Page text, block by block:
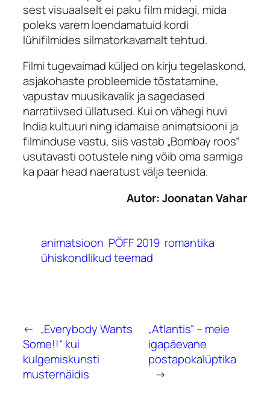
sest visuaalselt ei paku film midagi, mida
poleks varem loendamatuid kordi
lühifilmides silmatorkavamalt tehtud.
Filmi tugevaimad küljed on kirju tegelaskond,
asjakohaste probleemide tõstatamine,
vapustav muusikavalik ja sagedased
narratiivsed üllatused. Kui on vähegi huvi
India kultuuri ning idamaise animatsiooni ja
filminduse vastu, siis vastab „Bombay roos“
usutavasti ootustele ning võib oma sarmiga
ka paar head naeratust välja teenida.
Autor: Joonatan Vahar
animatsioon PÖFF 2019 romantika
ühiskondlikud teemad
← „Everybody Wants
Some!!“ kui
kulgemiskunsti
musternäidis
„Atlantis“ – meie
igapäevane
postapokalüptika
→